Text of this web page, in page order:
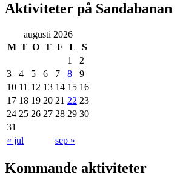
Aktiviteter på Sandabanan
augusti 2026
M T O T F L
S
1
2
3
4 5 6 7 8
9
10 11 12 13 14 15 16
17 18 19 20 21 22 23
24 25 26 27 28 29 30
31
« jul
sep »
Kommande aktiviteter